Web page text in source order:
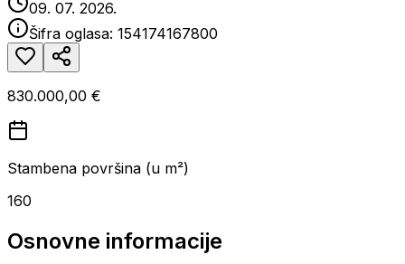
09. 07. 2026.
Šifra oglasa: 154174167800
830.000,00 €
Stambena površina (u m²)
160
Osnovne informacije